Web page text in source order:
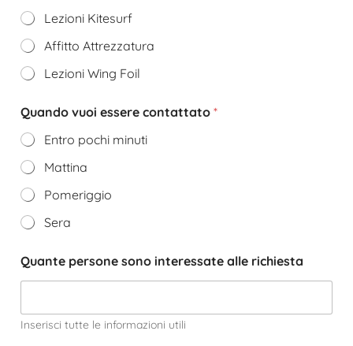
Lezioni Kitesurf
Affitto Attrezzatura
Lezioni Wing Foil
Quando vuoi essere contattato *
Entro pochi minuti
Mattina
Pomeriggio
Sera
Quante persone sono interessate alle richiesta
Inserisci tutte le informazioni utili